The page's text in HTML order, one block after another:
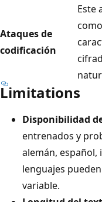
Ataques de
codificación
Este
Limitations
Disponibilidad
entrenados y
alemán,
lenguajes
variable.